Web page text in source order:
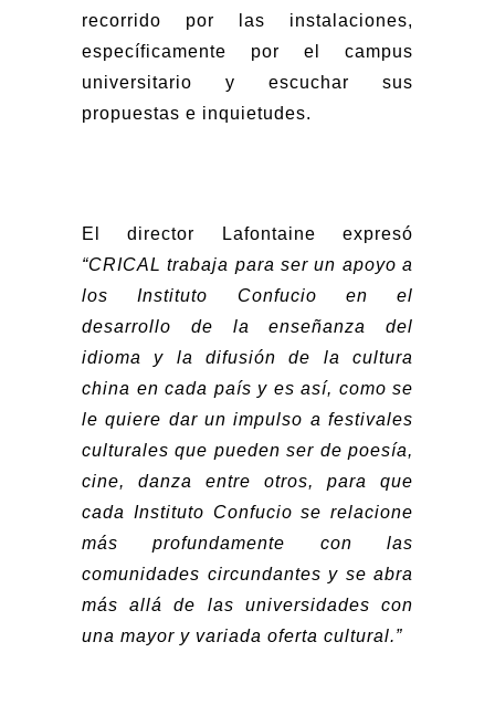
recorrido por las instalaciones,
específicamente por el campus
universitario y escuchar sus
propuestas e inquietudes.
El director Lafontaine expresó
“CRICAL trabaja para ser un apoyo a
los Instituto Confucio en el
desarrollo de la enseñanza del
idioma y la difusión de la cultura
china en cada país y es así, como se
le quiere dar un impulso a festivales
culturales que pueden ser de poesía,
cine, danza entre otros, para que
cada Instituto Confucio se relacione
más profundamente con las
comunidades circundantes y se abra
más allá de las universidades con
una mayor y variada oferta cultural.”